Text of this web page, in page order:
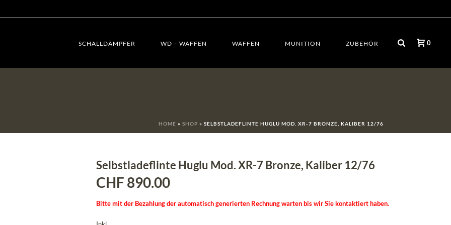
SCHALLDÄMPFER WD – WAFFEN WAFFEN MUNITION ZUBEHÖR 0
HOME » SHOP » SELBSTLADEFLINTE HUGLU MOD. XR-7 BRONZE, KALIBER 12/76
Selbstladeflinte Huglu Mod. XR-7 Bronze, Kaliber 12/76
CHF 890.00
Bitte mit der Bezahlung der automatisch generierten Rechnung warten bis wir Sie kontaktiert haben.